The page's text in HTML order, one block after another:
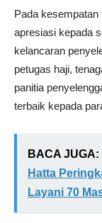
Pada
apresiasi kepada
kelancaran
petugas haji,
panitia
terbaik kepada
BACA JUGA:
Hatta
Layani 70